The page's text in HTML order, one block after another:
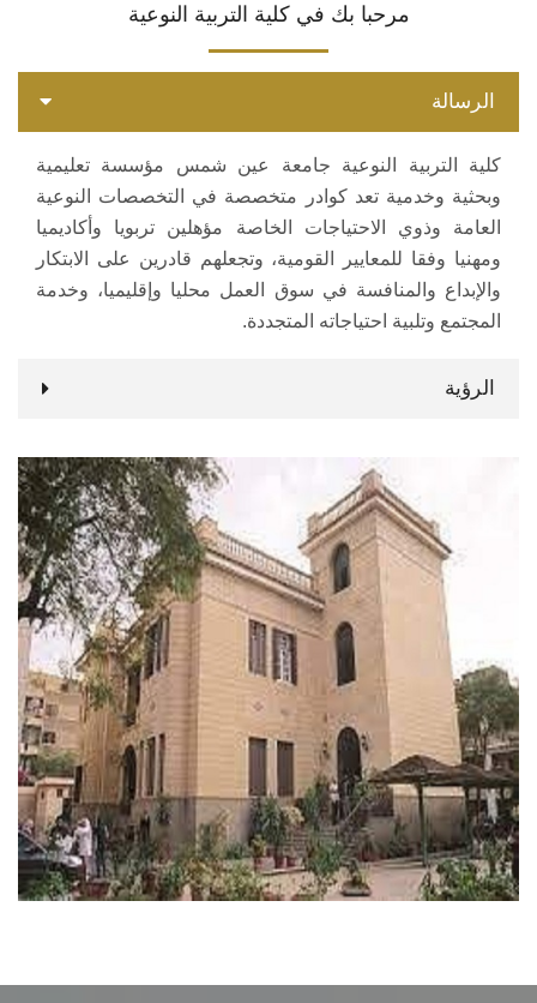
تواصل معنا
مرحبا بك في كلية التربية النوعية
الرسالة
كلية التربية النوعية جامعة عين شمس مؤسسة تعليمية
وبحثية وخدمية تعد كوادر متخصصة في التخصصات النوعية
العامة وذوي الاحتياجات الخاصة مؤهلين تربويا وأكاديميا
ومهنيا وفقا للمعايير القومية، وتجعلهم قادرين على الابتكار
والإبداع والمنافسة في سوق العمل محليا وإقليميا، وخدمة
المجتمع وتلبية احتياجاته المتجددة.
الرؤية